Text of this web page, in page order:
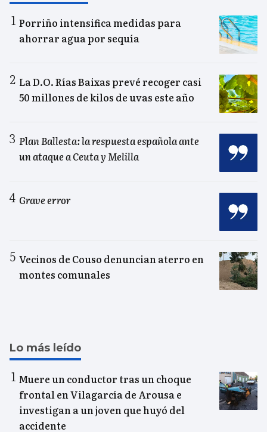
Porriño intensifica medidas para
ahorrar agua por sequía
La D.O. Rías Baixas prevé recoger casi
50 millones de kilos de uvas este año
Plan Ballesta: la respuesta española ante
un ataque a Ceuta y Melilla
Grave error
Vecinos de Couso denuncian aterro en
montes comunales
Lo más leído
Muere un conductor tras un choque
frontal en Vilagarcía de Arousa e
investigan a un joven que huyó del
accidente